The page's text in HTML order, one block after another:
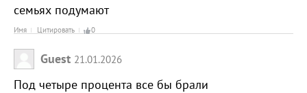
семьях подумают
Имя Цитировать 0
Guest 21.01.2026
Под четыре процента все бы брали